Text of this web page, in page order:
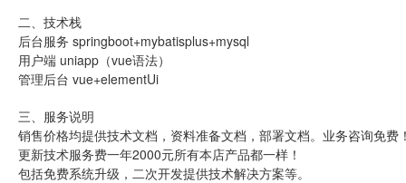
二、技术栈
后台服务 springboot+mybatisplus+mysql
用户端 uniapp（vue语法）
管理后台 vue+elementUi
三、服务说明
销售价格均提供技术文档，资料准备文档，部署文档。业务咨询免费
更新技术服务费一年2000元所有本店产品都一样！
包括免费系统升级，二次开发提供技术解决方案等。